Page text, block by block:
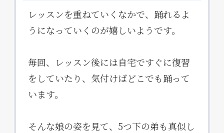
レッスンを重ねていくなかで、踊れるよ
うになっていくのが嬉しいようです。
毎回、レッスン後には自宅ですぐに復習
をしていたり、気付けばどこでも踊って
います。
そんな娘の姿を見て、5つ下の弟も真似し